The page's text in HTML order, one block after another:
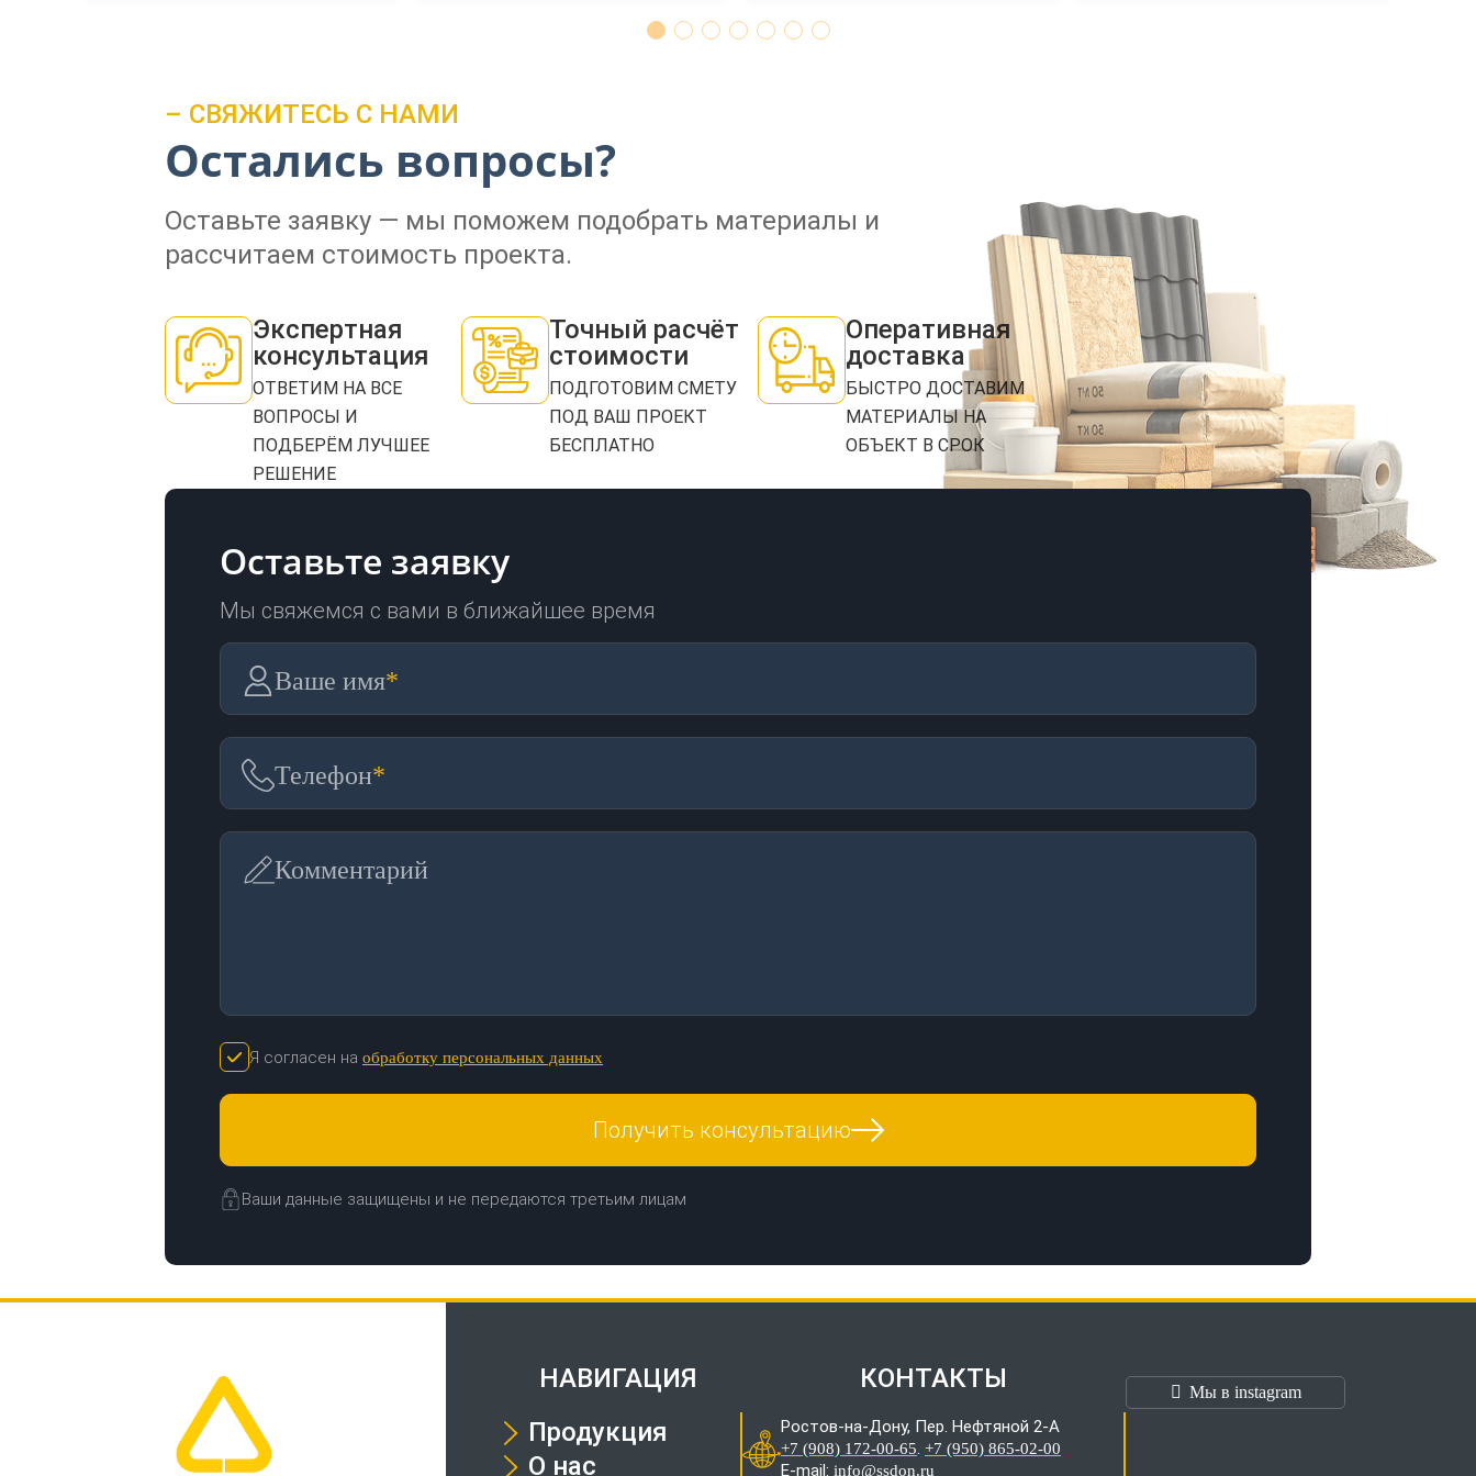
– СВЯЖИТЕСЬ С НАМИ
Остались вопросы?
Оставьте заявку — мы поможем подобрать материалы и
рассчитаем стоимость проекта.
Экспертная
консультация
ОТВЕТИМ НА ВСЕ
ВОПРОСЫ И
ПОДБЕРЁМ ЛУЧШЕЕ
РЕШЕНИЕ
Точный расчёт
стоимости
ПОДГОТОВИМ СМЕТУ
ПОД ВАШ ПРОЕКТ
БЕСПЛАТНО
Оперативная
доставка
БЫСТРО ДОСТАВИМ
МАТЕРИАЛЫ НА
ОБЪЕКТ В СРОК
Оставьте заявку
Мы свяжемся с вами в ближайшее время
Ваше имя*
Телефон*
Комментарий
Я согласен на обработку персональных данных
Получить консультацию
Ваши данные защищены и не передаются третьим лицам
НАВИГАЦИЯ
Продукция
О нас
КОНТАКТЫ
Ростов-на-Дону, Пер. Нефтяной 2-А
+7 (908) 172-00-65. +7 (950) 865-02-00
E-mail: info@ssdon.ru
Мы в instagram
ЗАКАЗАТЬ ЗВОНОК
данных в соответствии с ФЗ от 27.07.2006 № 152-ФЗ "О персональных данных", на
условиях и для целей, определенных в
политикой конфиденциальности